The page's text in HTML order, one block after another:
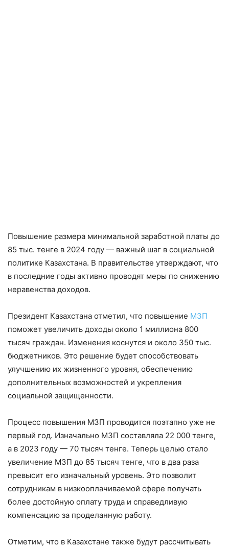
Повышение размера минимальной заработной платы до
85 тыс. тенге в 2024 году — важный шаг в социальной
политике Казахстана. В правительстве утверждают, что
в последние годы активно проводят меры по снижению
неравенства доходов.
Президент Казахстана отметил, что повышение МЗП
поможет увеличить доходы около 1 миллиона 800
тысяч граждан. Изменения коснутся и около 350 тыс.
бюджетников. Это решение будет способствовать
улучшению их жизненного уровня, обеспечению
дополнительных возможностей и укрепления
социальной защищенности.
Процесс повышения МЗП проводится поэтапно уже не
первый год. Изначально МЗП составляла 22 000 тенге,
а в 2023 году — 70 тысяч тенге. Теперь целью стало
увеличение МЗП до 85 тысяч тенге, что в два раза
превысит его изначальный уровень. Это позволит
сотрудникам в низкооплачиваемой сфере получать
более достойную оплату труда и справедливую
компенсацию за проделанную работу.
Отметим, что в Казахстане также будут рассчитывать